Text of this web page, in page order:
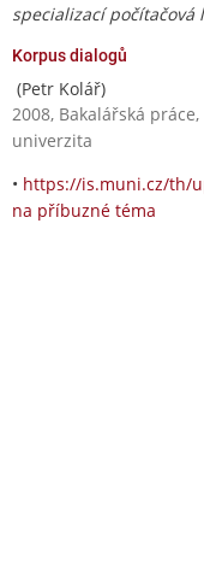
specializací počítačová
Korpus dialogů
(Petr Kolář)
2008, Bakalářská
univerzita
• https://is.muni.cz/th/
na příbuzné téma